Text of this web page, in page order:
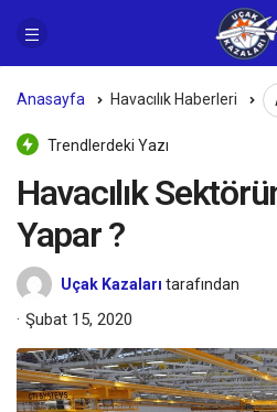
Anasayfa Havacılık Haberleri
Trendlerdeki Yazı
Havacılık
Yapar ?
Uçak Kazaları tarafından
Şubat 15, 2020